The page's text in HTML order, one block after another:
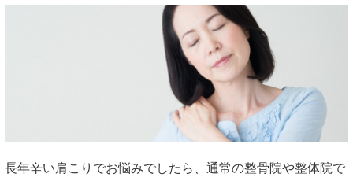
長年辛い肩こりでお悩みでしたら、通常の整骨院や整体院で